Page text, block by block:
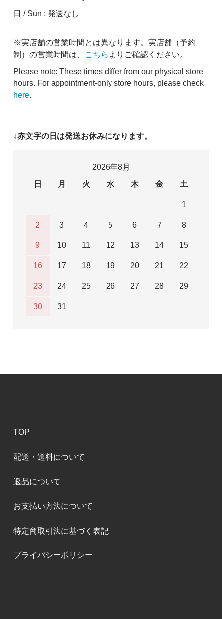
日 / Sun : 発送なし
※実店舗の営業時間とは異なります。実店舗（予約
制）の営業時間は、
こちら よりご確認ください。
Please note: These times differ from our physical store
hours. For appointment-only store hours, please check
here.
↓赤文字の日は発送お休みになります。
2026年8月
日
月 火 水 木 金 土
1
2 3 4 5 6 7 8
9 10 11 12 13 14 15
16 17 18 19 20 21 22
23 24 25 26 27 28 29
30 31
TOP
配送・送料について
返品について
お支払い方法について
特定商取引法に基づく表記
プライバシーポリシー